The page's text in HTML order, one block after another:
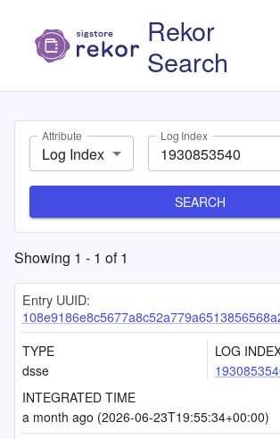
Rekor
Search
Attribute
Log Index
Log Index
SEARCH
Showing 1 - 1 of1
Entry UUID:
TYPE
dsse
LOG
INTEGRATED TIME
a month ago (2026-06-23T19:55:34+00:00)